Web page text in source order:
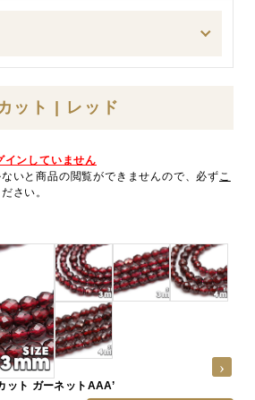
ット | レッド
インしていません
いと商品の閲覧ができませんので、必ずこ
さい。
ット ガーネットAAA’